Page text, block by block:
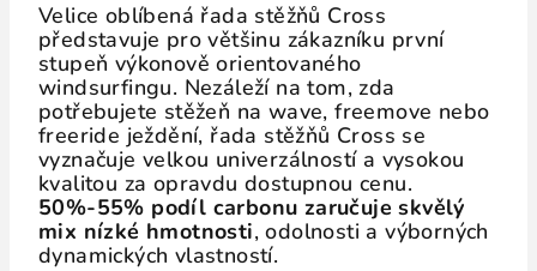
Velice oblíbená řada stěžňů Cross
představuje pro většinu zákazníku první
stupeň výkonově orientovaného
windsurfingu. Nezáleží na tom, zda
potřebujete stěžeň na wave, freemove nebo
freeride ježdění, řada stěžňů Cross se
vyznačuje velkou univerzálností a vysokou
kvalitou za opravdu dostupnou cenu.
50%-55% podíl carbonu zaručuje skvělý
mix nízké hmotnosti, odolnosti a výborných
dynamických vlastností.